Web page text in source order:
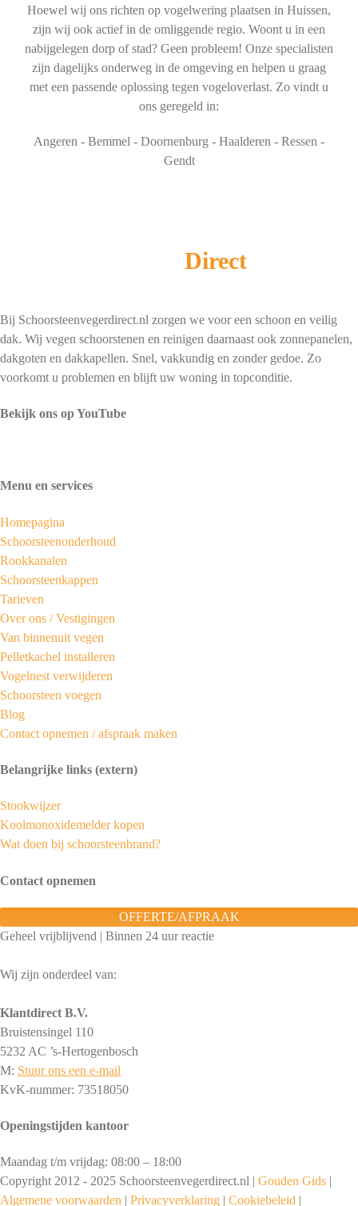
Hoewel wij ons richten op vogelwering plaatsen in Huissen,
zijn wij ook actief in de omliggende regio. Woont u in een
nabijgelegen dorp of stad? Geen probleem! Onze specialisten
zijn dagelijks onderweg in de omgeving en helpen u graag
met een passende oplossing tegen vogeloverlast. Zo vindt u
ons geregeld in:
Angeren - Bemmel - Doornenburg - Haalderen - Ressen -
Gendt
Direct
Bij Schoorsteenvegerdirect.nl zorgen we voor een schoon en veilig
dak. Wij vegen schoorstenen en reinigen daarnaast ook zonnepanelen,
dakgoten en dakkapellen. Snel, vakkundig en zonder gedoe. Zo
voorkomt u problemen en blijft uw woning in topconditie.
Bekijk ons op YouTube
Menu en services
Homepagina
Schoorsteenonderhoud
Rookkanalen
Schoorsteenkappen
Tarieven
Over ons /Vestigingen
Van binnenuit vegen
Pelletkachel installeren
Vogelnest verwijderen
Schoorsteen voegen
Blog
Contact opnemen / afspraak maken
Belangrijke links (extern)
Stookwijzer
Koolmonoxidemelder kopen
Wat doen bij schoorsteenbrand?
Contact opnemen
OFFERTE/AFPRAAK
Geheel vrijblijvend | Binnen 24 uur reactie
Wij zijn onderdeel van:
Klantdirect B.V.
Bruistensingel 110
5232 AC ’s-Hertogenbosch
M: Stuur ons een e-mail
KvK-nummer: 73518050
Openingstijden kantoor
Maandag t/m vrijdag: 08:00 – 18:00
Copyright 2012 - 2025 Schoorsteenvegerdirect.nl | Gouden Gids |
Algemene voorwaarden | Privacyverklaring | Cookiebeleid |